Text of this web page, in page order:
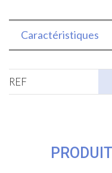
Caractéristiques
REF